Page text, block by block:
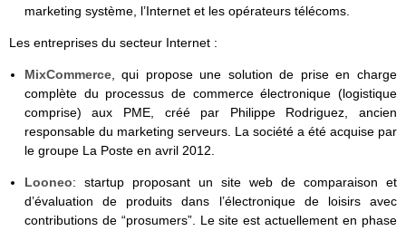
marketing système, l’Internet et les opérateurs télécoms.
Les entreprises du secteur Internet :
MixCommerce, qui propose une solution de prise en charge
complète du processus de commerce électronique (logistique
comprise) aux PME, créé par Philippe Rodriguez, ancien
responsable du marketing serveurs. La société a été acquise par
le groupe La Poste en avril 2012.
Looneo: startup proposant un site web de comparaison et
d’évaluation de produits dans l’électronique de loisirs avec
contributions de “prosumers”. Le site est actuellement en phase